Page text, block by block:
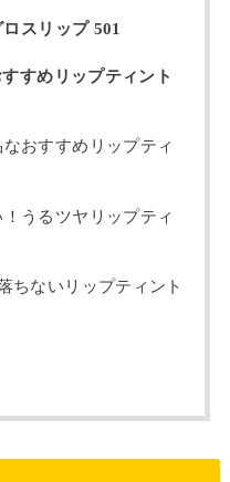
スリップ 501
すめリップティント
おすすめリップティ
うるツヤリップティ
ちないリップティント